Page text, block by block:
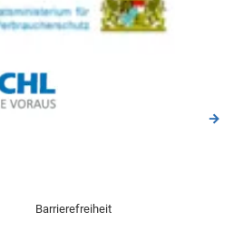
Barrierefreiheit